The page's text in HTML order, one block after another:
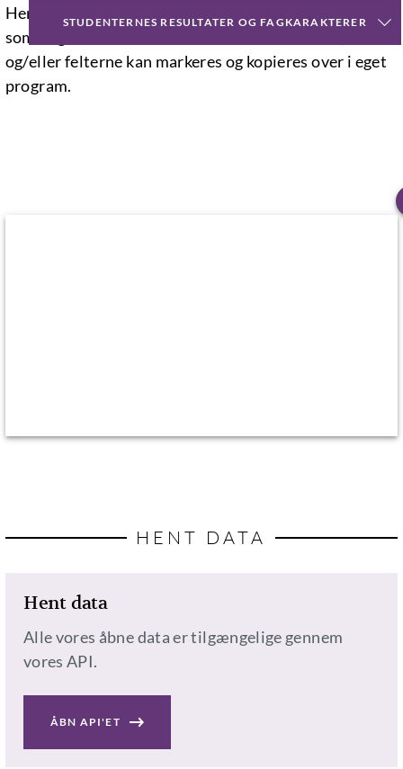
Herefter kan filen enten downloades til egen maskine,
som dog mister forbindelsen til datavarehuset,
og/eller felterne kan markeres og kopieres over i eget
program.
STUDENTERNES RESULTATER OG FAGKARAKTERER
HENT DATA
Hent data
Alle vores åbne data er tilgængelige gennem
vores API.
ÅBN API'ET